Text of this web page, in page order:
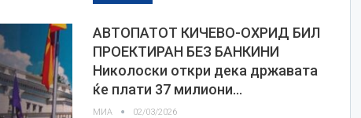
АВТОПАТОТ КИЧЕВО-ОХРИД БИЛ
ПРОЕКТИРАН БЕЗ БАНКИНИ
Николоски откри дека државата
ќе плати 37 милиони…
МИА 02/03/2026